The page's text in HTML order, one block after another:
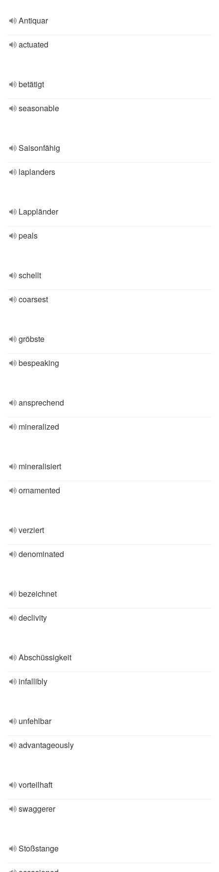
Antiquar
actuated
betätigt
seasonable
Saisonfähig
laplanders
Lappländer
peals
schellt
coarsest
gröbste
bespeaking
ansprechend
mineralized
mineralisiert
ornamented
verziert
denominated
bezeichnet
declivity
Abschüssigkeit
infallibly
unfehlbar
advantageously
vorteilhaft
swaggerer
Stoßstange